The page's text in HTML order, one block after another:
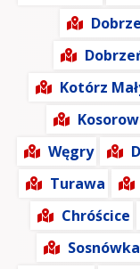
Kotórz
Węgry
Turawa
Chróścice
Sosnówka